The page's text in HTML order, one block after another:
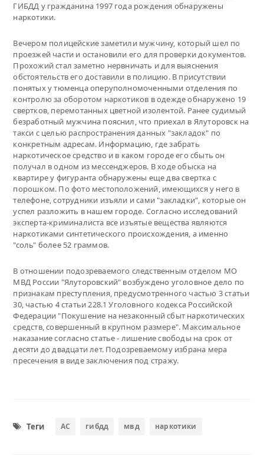
ГИБДД у гражданина 1997 года рождения обнаружены
наркотики.
Вечером полицейские заметили мужчину, который шел по
проезжей части и остановили его для проверки документов.
Прохожий стал заметно нервничать и для выяснения
обстоятельств его доставили в полицию. В присутствии
понятых у тюменца оперуполномоченными отделения по
контролю за оборотом наркотиков в одежде обнаружено 19
свертков, перемотанных цветной изолентой. Ранее судимый
безработный мужчина пояснил, что приехал в Ялуторовск на
такси с целью распространения данных "закладок" по
конкретным адресам. Информацию, где забрать
наркотическое средство и в каком городе его сбыть он
получал в одном из мессенджеров. В ходе обыска на
квартире у фигуранта обнаружены еще два свертка с
порошком. По фото местоположений, имеющихся у него в
телефоне, сотрудники изъяли и сами "закладки", которые он
успел разложить в нашем городе. Согласно исследований
эксперта-криминалиста все изъятые вещества являются
наркотиками синтетического происхождения, а именно
"соль" более 52 граммов.
В отношении подозреваемого следственным отделом МО
МВД России "Ялуторовский" возбуждено уголовное дело по
признакам преступления, предусмотренного частью 3 статьи
30, частью 4 статьи 228.1 Уголовного кодекса Российской
Федерации "Покушение на незаконный сбыт наркотических
средств, совершенный в крупном размере". Максимальное
наказание согласно статье - лишение свободы на срок от
десяти до двадцати лет. Подозреваемому избрана мера
пресечения в виде заключения под стражу.
Теги АС гибдд мвд наркотики